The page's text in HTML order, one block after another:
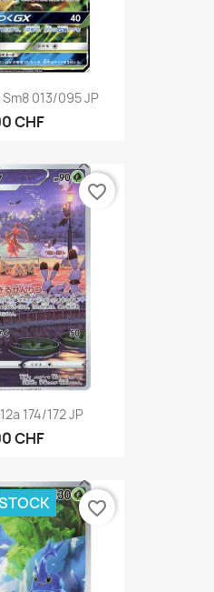
013/095 JP
CHF
174/172 JP
CHF
favorite_border
favorite_border